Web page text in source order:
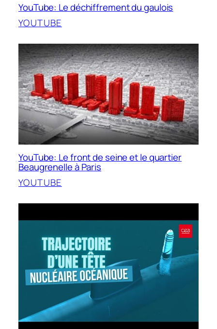
YouTube: Le déchiffrement du gaulois
YOUTUBE
YouTube: Le front de seine et le quartier
Beaugrenelle à Paris
YOUTUBE